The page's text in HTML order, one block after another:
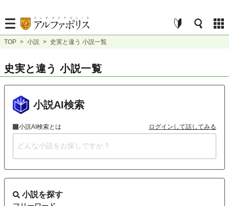
TOP > 小説 > 史実と違う 小説一覧
史実と違う 小説一覧
小説AI検索
小説AI検索とは ログインして話してみる
小説を探す